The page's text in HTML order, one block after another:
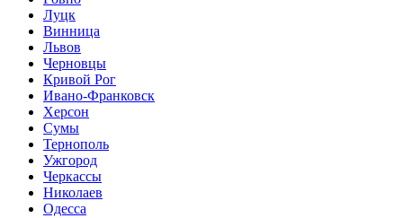
Луцк
Винница
Львов
Черновцы
Кривой Рог
Ивано-Франковск
Херсон
Сумы
Тернополь
Ужгород
Черкассы
Николаев
Одесса